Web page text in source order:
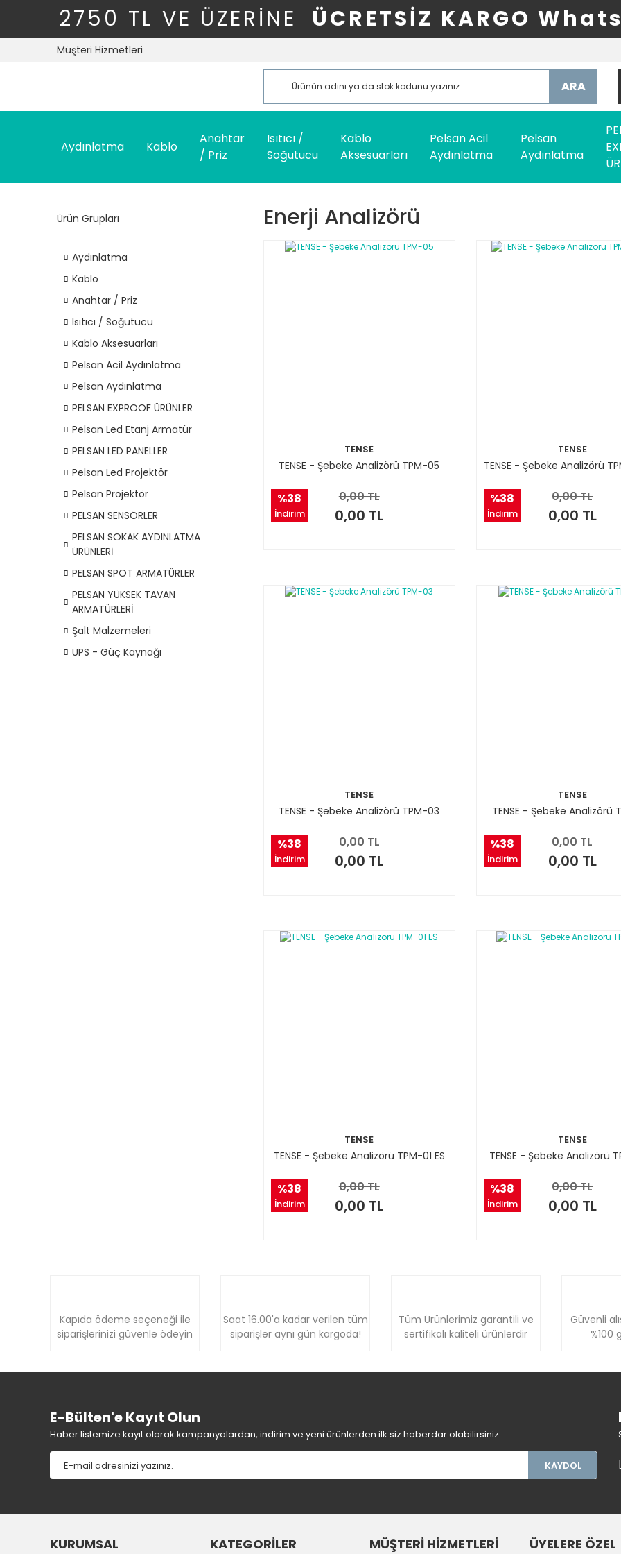
2750 TL VE ÜZERİNE ÜCRETSİZ KARGO
Müşteri Hizmetleri
ARA
Aydınlatma Kablo
Anahtar
/ Priz
Isıtıcı /
Soğutucu
Kablo
Aksesuarları
Pelsan Acil
Aydınlatma
Pelsan
Aydınlatma
Ürün Grupları
Aydınlatma
Kablo
Anahtar / Priz
Isıtıcı / Soğutucu
Kablo Aksesuarları
Pelsan Acil Aydınlatma
Pelsan Aydınlatma
PELSAN EXPROOF ÜRÜNLER
Pelsan Led Etanj Armatür
PELSAN LED PANELLER
Pelsan Led Projektör
Pelsan Projektör
PELSAN SENSÖRLER
PELSAN SOKAK AYDINLATMA
ÜRÜNLERİ
PELSAN SPOT ARMATÜRLER
PELSAN YÜKSEK TAVAN
ARMATÜRLERİ
Şalt Malzemeleri
UPS - Güç Kaynağı
Enerji Analizörü
%38
İndirim
TENSE
TENSE - Şebeke Analizörü TPM-05
0,00 TL
0,00 TL
%38
İndirim
TENSE
TENSE - Şebeke Analizörü
0,00 TL
0,00 TL
%38
İndirim
TENSE
TENSE - Şebeke Analizörü TPM-03
0,00 TL
0,00 TL
%38
İndirim
TENSE
TENSE - Şebeke Analizörü
0,00 TL
0,00 TL
%38
İndirim
TENSE
TENSE - Şebeke Analizörü TPM-01 ES
0,00 TL
0,00 TL
%38
İndirim
TENSE
TENSE - Şebeke Analizörü
0,00 TL
0,00 TL
Kapıda ödeme seçeneği ile
siparişlerinizi güvenle ödeyin
Saat 16.00'a kadar verilen tüm
siparişler aynı gün kargoda!
Tüm Ürünlerimiz garantili ve
sertifikalı kaliteli ürünlerdir
Güvenli
%100
E-Bülten'e Kayıt Olun
Haber listemize kayıt olarak kampanyalardan, indirim ve yeni ürünlerden ilk siz haberdar olabilirsiniz.
KAYDOL
KURUMSAL KATEGORİLER MÜŞTERİ HİZMETLERİ ÜYELERE ÖZEL